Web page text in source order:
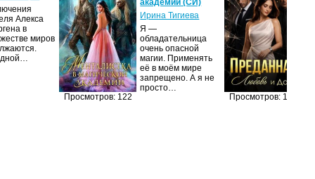
Алекса
в
миров
Просмотров: 122
академии (СИ)
Ирина Тигиева
Я —
обладательница
очень опасной
магии. Применять
её в моём мире
запрещено. А я не
просто…
Просмотров: 118